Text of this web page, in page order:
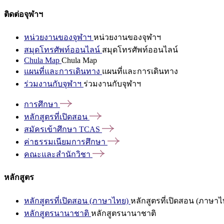
ติดต่อจุฬาฯ
หน่วยงานของจุฬาฯ หน่วยงานของจุฬาฯ
สมุดโทรศัพท์ออนไลน์ สมุดโทรศัพท์ออนไลน์
Chula Map Chula Map
แผนที่และการเดินทาง แผนที่และการเดินทาง
ร่วมงานกับจุฬาฯ ร่วมงานกับจุฬาฯ
การศึกษา
หลักสูตรที่เปิดสอน
สมัครเข้าศึกษา TCAS
ค่าธรรมเนียมการศึกษา
คณะและสำนักวิชา
หลักสูตร
หลักสูตรที่เปิดสอน (ภาษาไทย) หลักสูตรที่เปิดสอน (ภาษาไ
หลักสูตรนานาชาติ หลักสูตรนานาชาติ